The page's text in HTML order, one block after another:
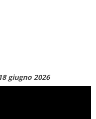
giugno 2026